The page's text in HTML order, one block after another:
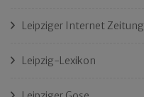
Leipziger Internet Zeitung
Leipzig-Lexikon